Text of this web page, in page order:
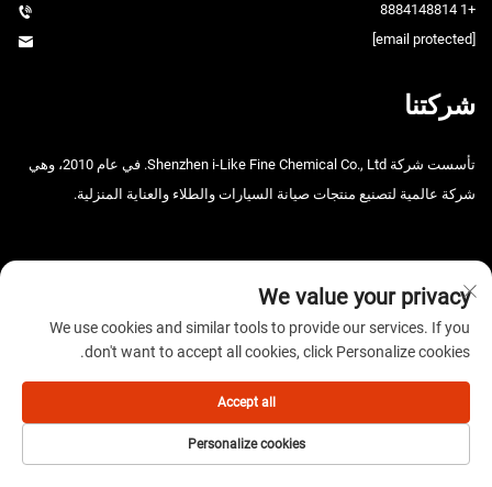
+1 8884148814
شركتنا
تأسست شركة Shenzhen i-Like Fine Chemical Co., Ltd. في عام 2010، وهي
شركة عالمية لتصنيع منتجات صيانة السيارات والطلاء والعناية المنزلية.
حقوق الطبع والنشر © 2025 شركة شنتشن آي-لايك للصناعات الكيميائية
We value your privacy
We use cookies and similar tools to provide our services. If you
don't want to accept all cookies, click Personalize cookies.
Personalize cookies
Accept all